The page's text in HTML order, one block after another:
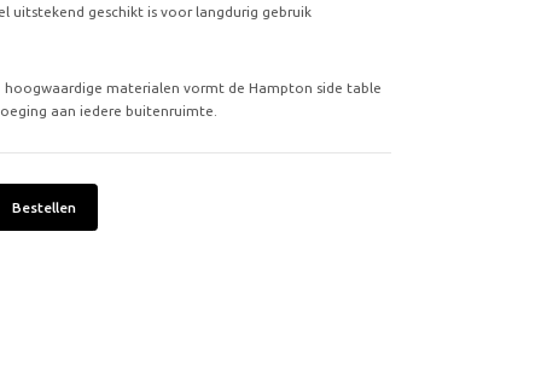
uitstekend geschikt is voor langdurig gebruik
materialen vormt de Hampton side table
aan iedere buitenruimte.
Bestellen